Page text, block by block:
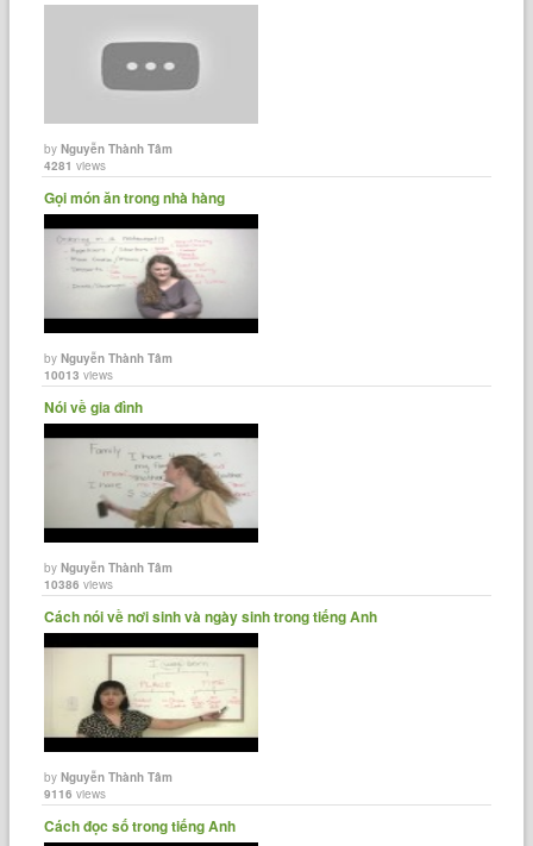
byNguyễn Thành Tâm
4281 views
Gọi món ăn trong nhà hàng
byNguyễn Thành Tâm
10013 views
Nói về gia đình
byNguyễn Thành Tâm
10386 views
Cách nói về nơi sinh và ngày sinh trong tiếng Anh
byNguyễn Thành Tâm
9116 views
Cách đọc số trong tiếng Anh